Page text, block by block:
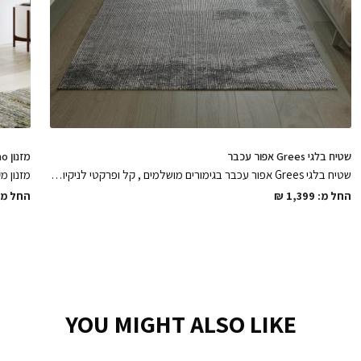
שטיח בלגי Grees אפור עכבר
שטיח בלגי Grees אפור עכבר בגימורים מושלמים , קל ופרקטי לניקיון ונעים למגע
החל מ: ₪ 1,399
מזנון Nano טבעי
החל
YOU MIGHT ALSO LIKE